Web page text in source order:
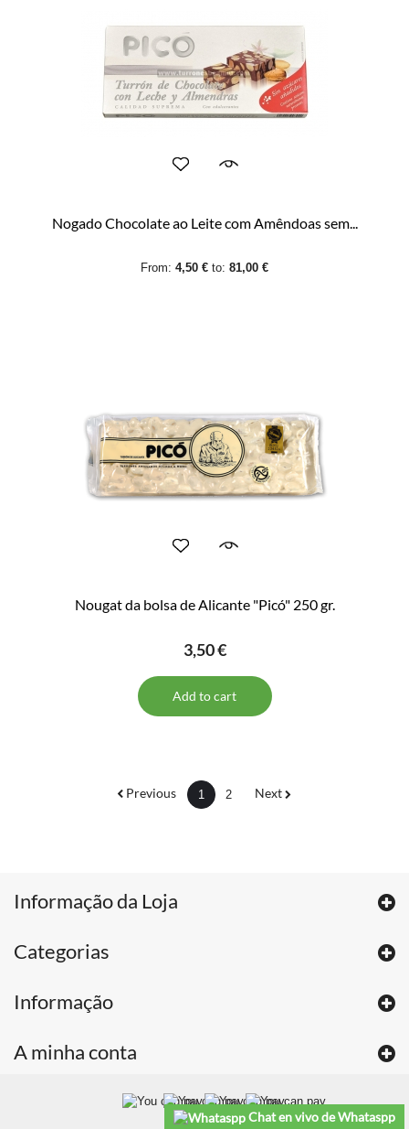
Nogado Chocolate ao Leite com Amêndoas sem...
From: 4,50 € to: 81,00 €
Nougat da bolsa de Alicante "Picó" 250 gr.
3,50 €
Add to cart
Previous 1 2 Next
Informação da Loja
Categorias
Informação
A minha conta
Chat en vivo de Whataspp